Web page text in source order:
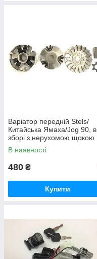
Варіатор передній Stels/
Китайська Ямаха/Jog 90, в
зборі з нерухомою щокою
В наявності
480 ₴
Купити